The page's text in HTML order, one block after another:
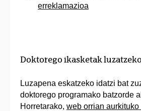
erreklamazioa
Doktorego ikasketak
Luzapena eskatzeko idatzi bat
doktorego programako batzorde
Horretarako, web orrian